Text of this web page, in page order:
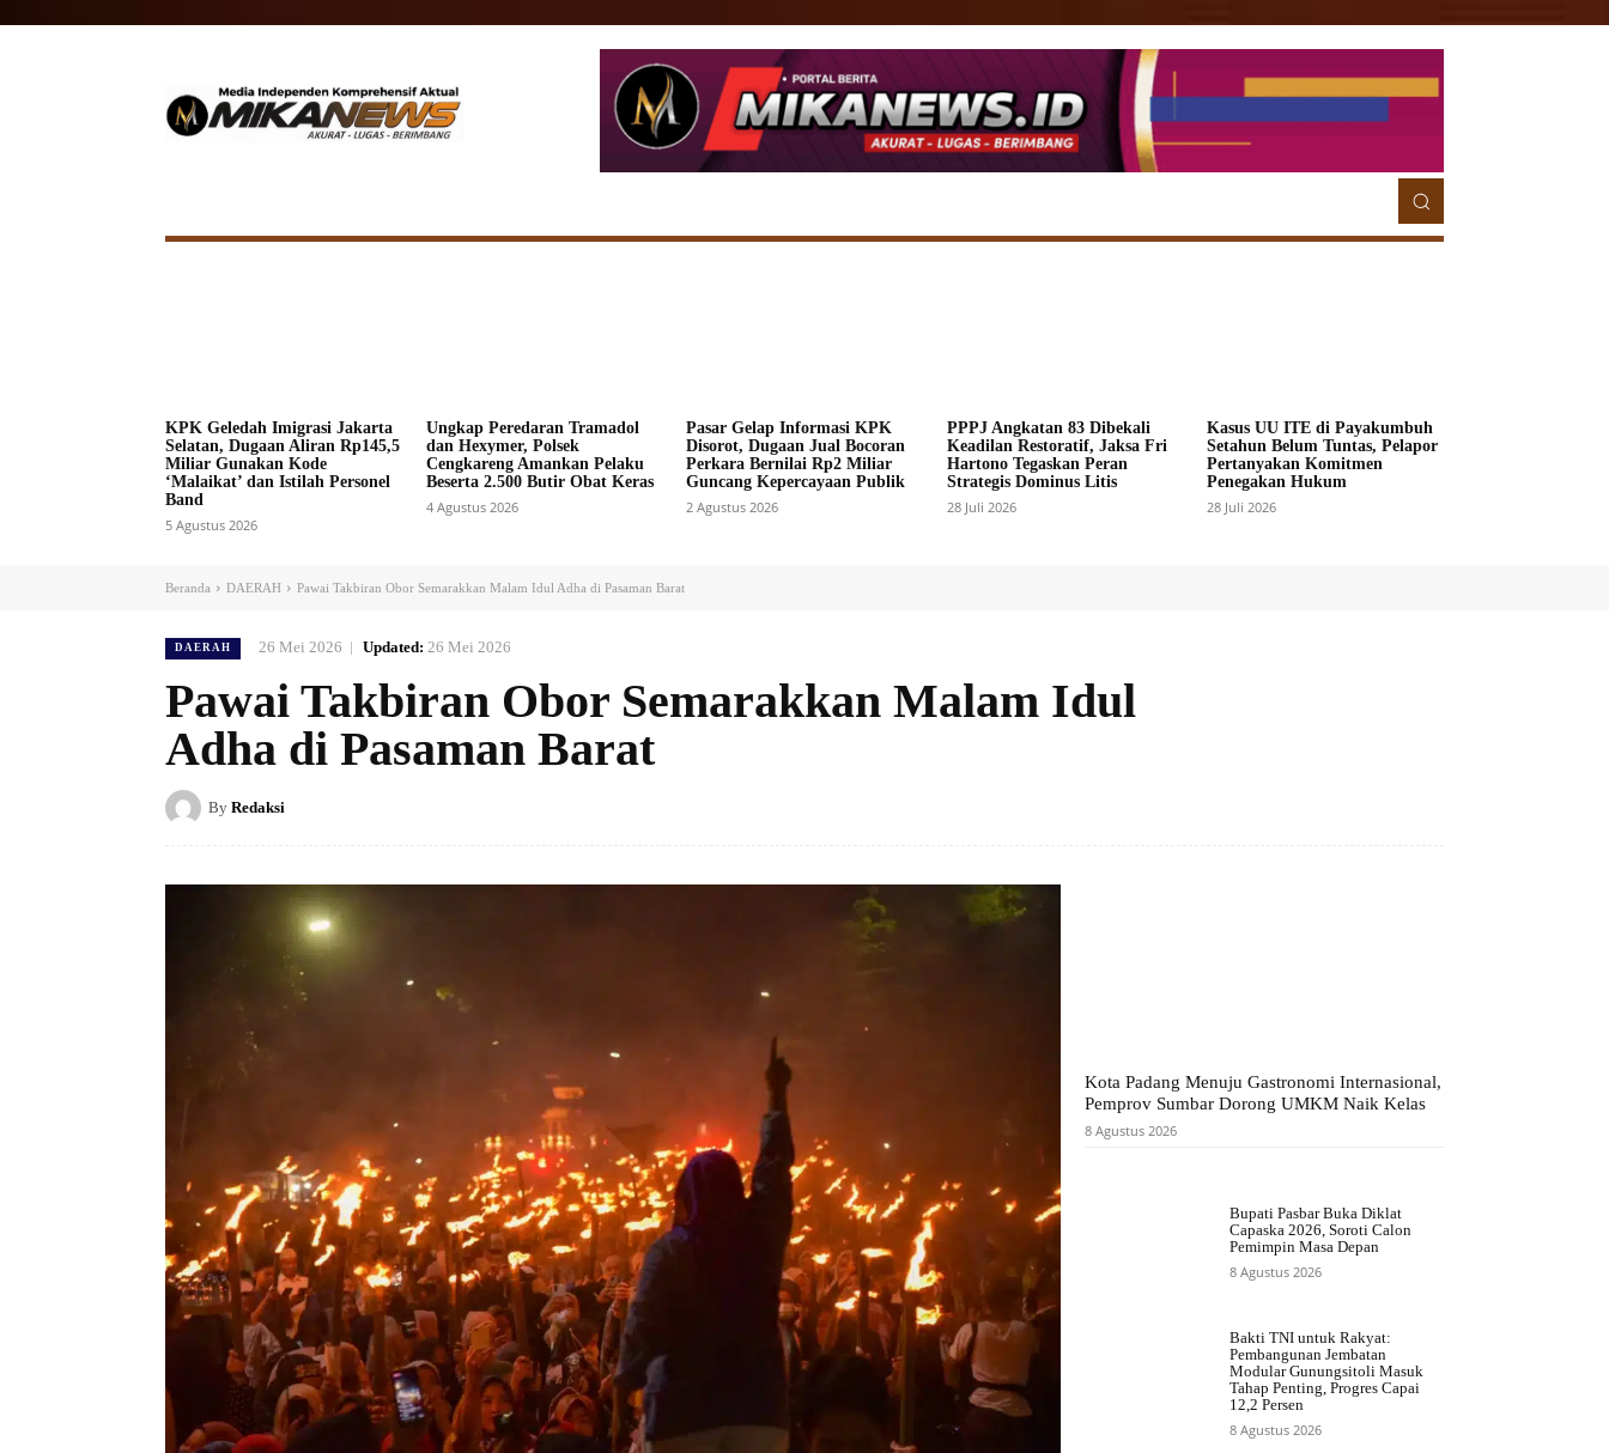
KPK Geledah Imigrasi Jakarta
Selatan, Dugaan Aliran Rp145,5
Miliar Gunakan Kode
‘Malaikat’ dan Istilah Personel
Band
5 Agustus 2026
Ungkap Peredaran Tramadol
dan Hexymer, Polsek
Cengkareng Amankan Pelaku
Beserta 2.500 Butir Obat Keras
4 Agustus 2026
Pasar Gelap Informasi KPK
Disorot, Dugaan Jual Bocoran
Perkara Bernilai Rp2 Miliar
Guncang Kepercayaan Publik
2 Agustus 2026
PPPJ Angkatan 83 Dibekali
Keadilan Restoratif, Jaksa Fri
Hartono Tegaskan Peran
Strategis Dominus Litis
28 Juli 2026
Kasus UU ITE di Payakumbuh
Setahun Belum Tuntas, Pelapor
Pertanyakan Komitmen
Penegakan Hukum
28 Juli 2026
Beranda DAERAH Pawai Takbiran Obor Semarakkan Malam Idul Adha di Pasaman Barat
DAERAH 26 Mei 2026 Updated: 26 Mei 2026
Pawai Takbiran Obor Semarakkan Malam Idul
Adha di Pasaman Barat
By Redaksi
Kota Padang Menuju Gastronomi Internasional,
Pemprov Sumbar Dorong UMKM Naik Kelas
8 Agustus 2026
Bupati Pasbar Buka Diklat
Capaska 2026, Soroti Calon
Pemimpin Masa Depan
8 Agustus 2026
Bakti TNI untuk Rakyat:
Pembangunan Jembatan
Modular Gunungsitoli Masuk
Tahap Penting, Progres Capai
12,2 Persen
8 Agustus 2026